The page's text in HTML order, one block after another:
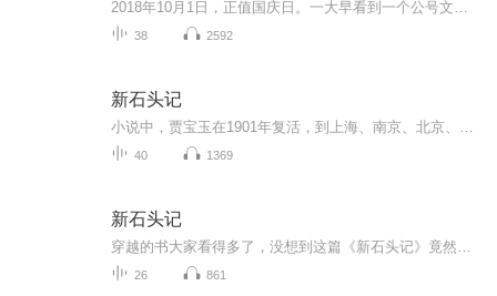
38 2592
新石头记
40 1369
新石头记
26 861